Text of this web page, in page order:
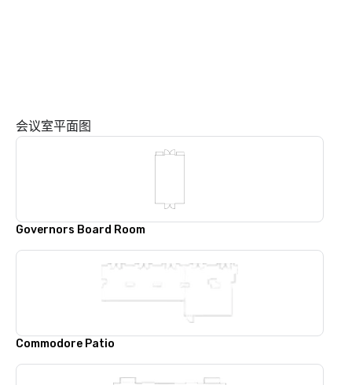
会议室平面图
Governors Board Room
Commodore Patio